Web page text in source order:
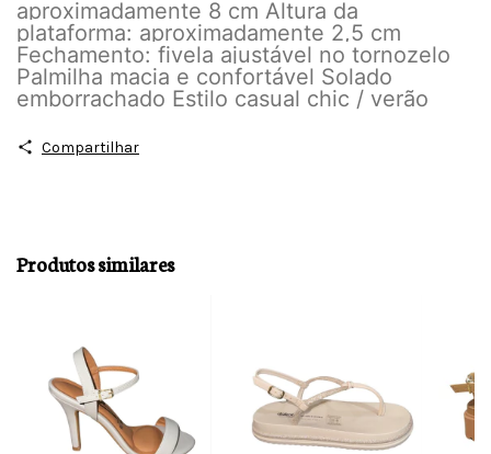
aproximadamente 8 cm Altura da
plataforma: aproximadamente 2,5 cm
Fechamento: fivela ajustável no tornozelo
Palmilha macia e confortável Solado
emborrachado Estilo casual chic / verão
Compartilhar
Produtos similares